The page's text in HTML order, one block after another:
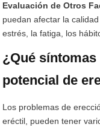
Evaluación de Otros
puedan afectar la
estrés, la fatiga, los
¿Qué
potencial de
Los problemas de
eréctil, pueden tener